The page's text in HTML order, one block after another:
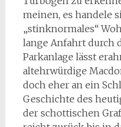
meinen, es handele
„stinknormales“
lange Anfahrt durch
Parkanlage lässt
altehrwürdige
doch eher an ein
Geschichte des
der schottischen